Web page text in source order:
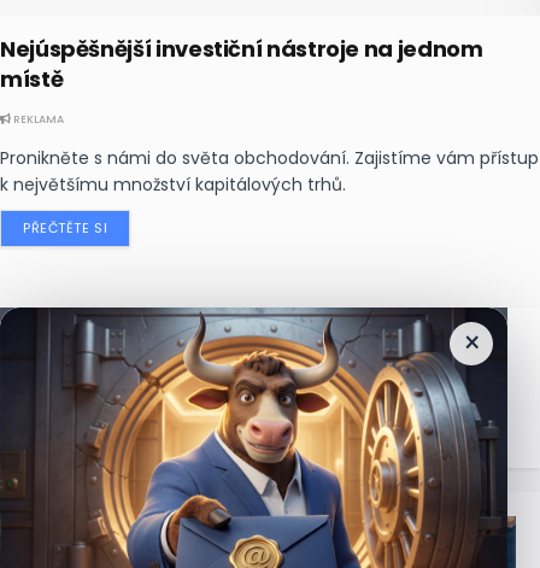
Nejúspěšnější investiční nástroje na jednom
místě
REKLAMA
Pronikněte s námi do světa obchodování. Zajistíme vám přístup
k největšímu množství kapitálových trhů.
PŘEČTĚTE SI
×
Nejčtenějšízprávy